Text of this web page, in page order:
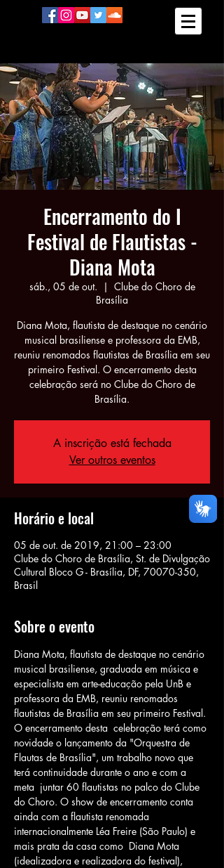
Encerramento do I
Festival de Flautistas -
Diana Mota
sáb., 05 de out.
  |
Clube do Choro de
Brasília
Diana Mota, flautista de destaque no cenário
musical brasiliense e professora da EMB,
reuniu renomados flautistas de Brasília em seu
primeiro Festival. O encerramento desta
celebração será no Clube do Choro de
Brasília.
A inscrição está fechada
Ver outros eventos
Horário e local
05 de out. de 2019, 21:00 – 23:00
Clube do Choro de Brasília, St. de Divulgação
Cultural Bloco G - Brasília, DF, 70070-350,
Brasil
Sobre o evento
Diana Mota, flautista de destaque no cenário
musical brasiliense, graduada em música e
especialista em arte-educação pela UnB e
professora da EMB, reuniu renomados
flautistas de Brasília em seu primeiro Festival.
O encerramento desta  celebração terá como
novidade o lançamento da "Orquestra de
Flautas de Brasília", um trabalho novo que
terá continuidade durante o ano e com a
meta  juntar 60 flautistas no palco do Clube
do Choro. O show de encerramento conta
ainda com a flautista renomada
internacionalmente Léa Freire (São Paulo) e
mais prata da casa como  Diana Mota
(idealizadora e realizadora do festival),